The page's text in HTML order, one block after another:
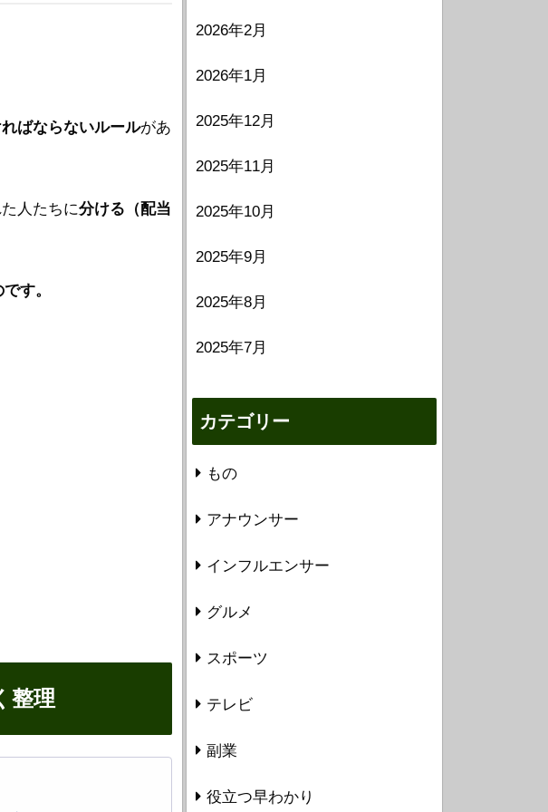
ばならないルールがあ
人たちに分ける（配当
す。
整理
2026年2月
2026年1月
2025年12月
2025年11月
2025年10月
2025年9月
2025年8月
2025年7月
カテゴリー
もの
アナウンサー
インフルエンサー
グルメ
スポーツ
テレビ
副業
役立つ早わかり